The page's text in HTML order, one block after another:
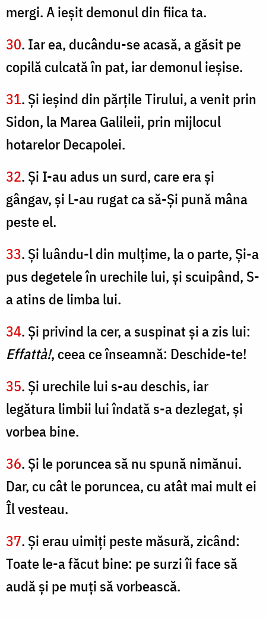
mergi. A ieşit demonul din fiica ta.
30. Iar ea, ducându-se acasă, a găsit pe
copilă culcată în pat, iar demonul ieşise.
31. Şi ieşind din părţile Tirului, a venit prin
Sidon, la Marea Galileii, prin mijlocul
hotarelor Decapolei.
32. Şi I-au adus un surd, care era şi
gângav, şi L-au rugat ca să-Şi pună mâna
peste el.
33. Şi luându-l din mulţime, la o parte, Şi-a
pus degetele în urechile lui, şi scuipând, S-
a atins de limba lui.
34. Şi privind la cer, a suspinat şi a zis lui:
Effattà!, ceea ce înseamnă: Deschide-te!
35. Şi urechile lui s-au deschis, iar
legătura limbii lui îndată s-a dezlegat, şi
vorbea bine.
36. Şi le poruncea să nu spună nimănui.
Dar, cu cât le poruncea, cu atât mai mult ei
Îl vesteau.
37. Şi erau uimiţi peste măsură, zicând:
Toate le-a făcut bine: pe surzi îi face să
audă şi pe muţi să vorbească.